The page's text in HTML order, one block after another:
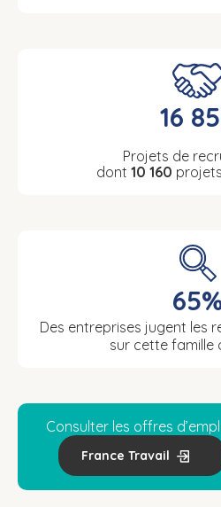
16
Projets de
dont 10 160
Des entreprises jugent les
sur cette famille
Consulter les offres
France Travail